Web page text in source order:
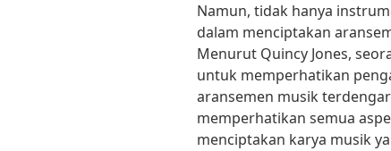
Namun, tidak hanya
dalam menciptakan
Menurut Quincy Jones,
untuk memperhatikan
aransemen musik
memperhatikan semua
menciptakan karya musik